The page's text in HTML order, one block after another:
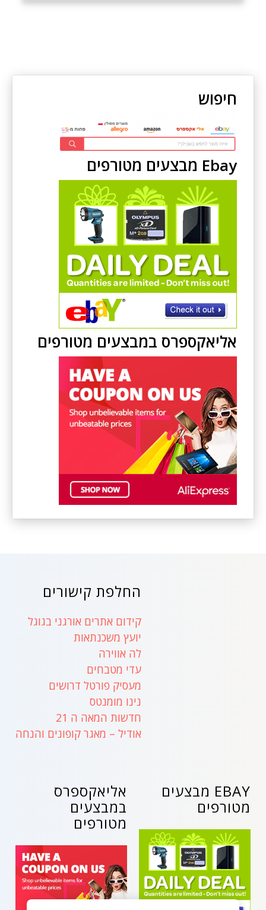
חיפוש
Ebay מבצעים מטורפים
אליאקספרס במבצעים מטורפים
החלפת קישורים
קידום אתרים אורגני בגוגל
יועץ משכנתאות
לה אווירה
עדי מטבחים
מעסיק פורטל דרושים
נינו מומנטס
חדשות המאה ה 21
אודיל – מאגר קופונים והנחה
אליאקספרס
במבצעים
מטורפים
EBAY מבצעים
מטורפים